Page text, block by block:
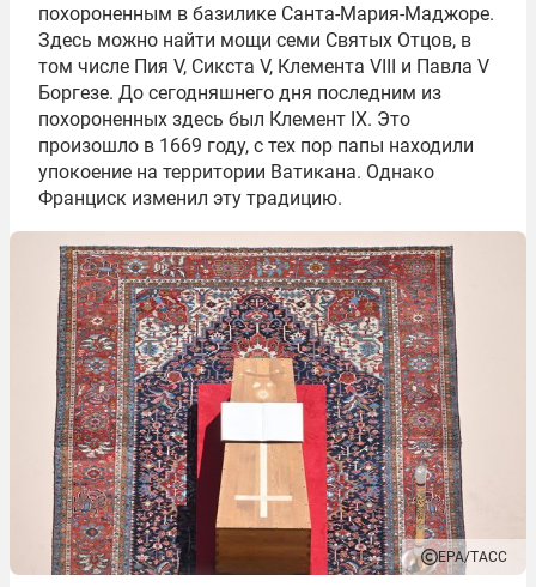
похороненным в базилике Санта-Мария-Маджоре.
Здесь можно найти мощи семи Святых Отцов, в
том числе Пия V, Сикста V, Клемента VIII и Павла V
Боргезе. До сегодняшнего дня последним из
похороненных здесь был Клемент IX. Это
произошло в 1669 году, с тех пор папы находили
упокоение на территории Ватикана. Однако
Франциск изменил эту традицию.
EPA/ТАСС